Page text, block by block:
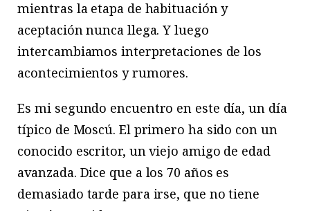
mientras la etapa de habituación y
aceptación nunca llega. Y luego
intercambiamos interpretaciones de los
acontecimientos y rumores.
Es mi segundo encuentro en este día, un día
típico de Moscú. El primero ha sido con un
conocido escritor, un viejo amigo de edad
avanzada. Dice que a los 70 años es
demasiado tarde para irse, que no tiene